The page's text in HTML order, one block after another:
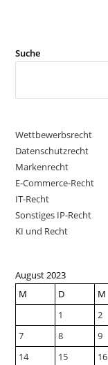
Suche
Wettbewerbsrecht
Datenschutzrecht
Markenrecht
E-Commerce-Recht
IT-Recht
Sonstiges IP-Recht
KI und Recht
August 2023
M
D M
1
2
7
8 9
14
15 16